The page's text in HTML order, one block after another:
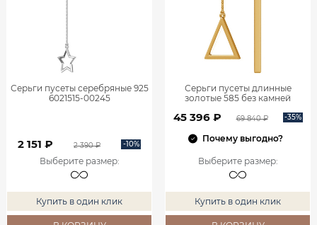
Серьги пусеты серебряные 925
6021515-00245
2 151 ₽ 2 390 ₽ -10%
Выберите размер:
Купить в один клик
Серьги пусеты длинные
золотые 585 без камней
45 396 ₽ 69 840 ₽ -35%
Почему выгодно?
Выберите размер:
Купить в один клик